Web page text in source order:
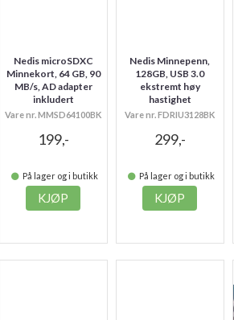
Nedis microSDXC
Minnekort, 64 GB, 90
MB/s, AD adapter
inkludert
Vare nr. MMSD64100BK
199,-
På lager og i butikk
KJØP
Nedis Minnepenn,
128GB, USB 3.0
ekstremt høy
hastighet
Vare nr. FDRIU3128BK
299,-
På lager og i butikk
KJØP